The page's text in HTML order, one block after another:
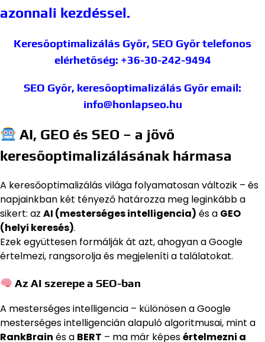
azonnali kezdéssel.
Keresőoptimalizálás Győr, SEO Győrtelefonos
elérhetőség: +36-30-242-9494
SEO Győr, keresőoptimalizálás Győremail:
info@honlapseo.hu
AI, GEO és SEO – a jövő
keresőoptimalizálásának hármasa
A keresőoptimalizálás világa folyamatosan változik – és
napjainkban két tényező határozza meg leginkább a
sikert: az AI (mesterséges intelligencia) és a GEO
(helyi keresés).
Ezek együttesen formálják át azt, ahogyan a Google
értelmezi, rangsorolja és megjeleníti a találatokat.
Az AI szerepe a SEO-ban
A mesterséges intelligencia – különösen a Google
mesterséges intelligencián alapuló algoritmusai, mint a
RankBrain és a BERT – ma már képesértelmezni a